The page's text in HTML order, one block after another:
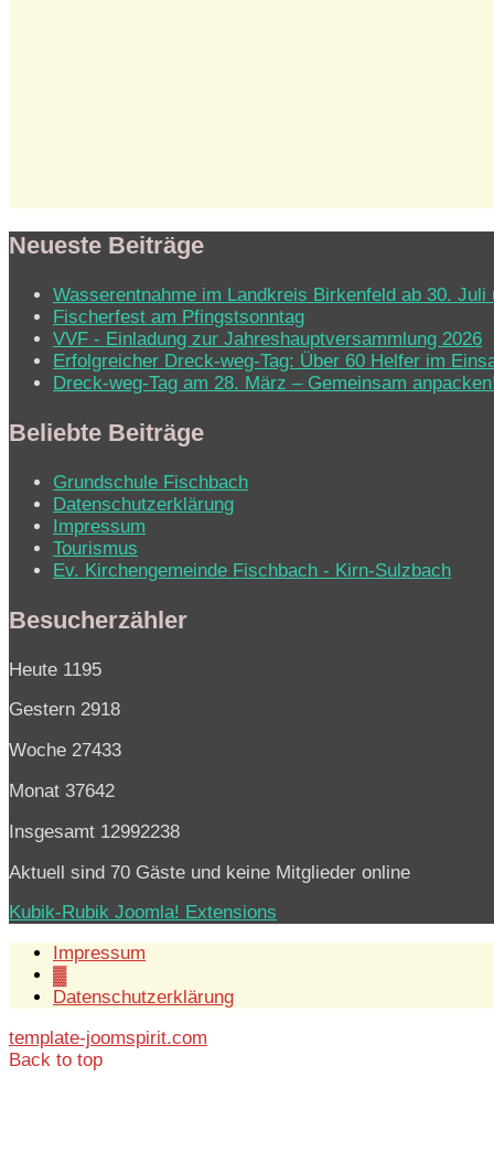
Neueste Beiträge
Wasserentnahme im Landkreis Birkenfeld ab 30. Juli
Fischerfest am Pfingstsonntag
VVF - Einladung zur Jahreshauptversammlung 2026
Erfolgreicher Dreck-weg-Tag: Über 60 Helfer im
Dreck-weg-Tag am 28. März – Gemeinsam
Beliebte Beiträge
Grundschule Fischbach
Datenschutzerklärung
Impressum
Tourismus
Ev. Kirchen­ge­mein­de Fisch­bach - Kirn-Sulz­bach
Besucherzähler
Heute 1195
Gestern 2918
Woche 27433
Monat 37642
Insgesamt 12992238
Aktuell sind 70 Gäste und keine Mitglieder online
Kubik-Rubik Joomla! Extensions
Impressum
▓
Datenschutzerklärung
template-joomspirit.com
Back to top